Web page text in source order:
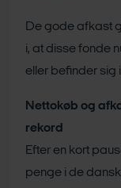
De gode afkast
i, at disse fonde
eller befinder sig
Nettokøb og
rekord
Efter en kort
penge i de